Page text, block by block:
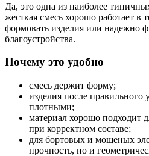
Да, это одна из наиболее
жесткая смесь хорошо работает в
формовать изделия или надежно
благоустройства.
Почему это удобно
смесь держит форму;
изделия после правильного
плотными;
материал хорошо подходит
при корректном составе;
для бортовых и мощеных
прочность, но и